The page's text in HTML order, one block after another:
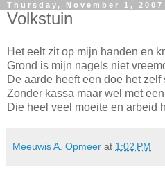
Thursday, November 1, 2007
Volkstuin
Het eelt zit op mijn handen en
Grond is mijn nagels niet
De aarde heeft een doe het zelf
Zonder kassa maar wel met
Die heel veel moeite en arbeid
Meeuwis A. Opmeer at 1:02 PM